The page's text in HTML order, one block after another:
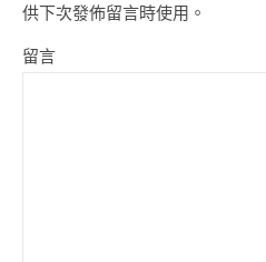
供下次發佈留言時使用。
留言